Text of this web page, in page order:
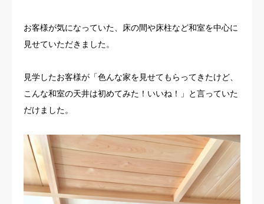
お客様が気になっていた、床の間や床柱など和室を中心に
見せていただきました。
見学したお客様が「色んな家を見せてもらってきたけど、
こんな和室の天井は初めてみた！いいね！」と言っていた
だけました。